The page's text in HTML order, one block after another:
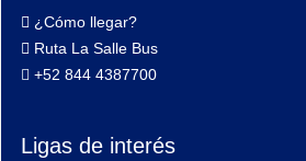
¿Cómo llegar?
Ruta La Salle Bus
+52 844 4387700
Ligas de interés